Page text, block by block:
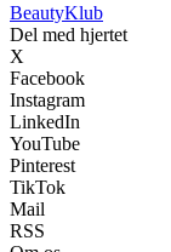
BeautyKlub
Del med hjertet
X
Facebook
Instagram
LinkedIn
YouTube
Pinterest
TikTok
Mail
RSS